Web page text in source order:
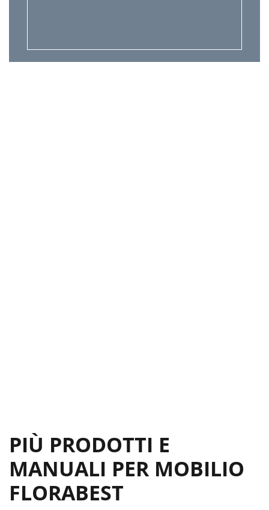
PIÙ PRODOTTI E
MANUALI PER MOBILIO
FLORABEST